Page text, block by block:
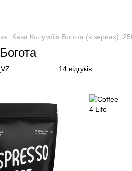
Кава Колумбія Богота (в зернах),
14 відгуків